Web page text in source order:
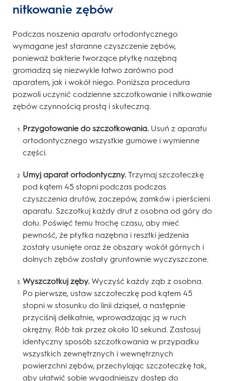
nitkowanie zębów
Podczas noszenia aparatu ortodontycznego
wymagane jest staranne czyszczenie zębów,
ponieważ bakterie tworzące płytkę nazębną
gromadzą się niezwykle łatwo zarówno pod
aparatem, jak i wokół niego. Poniższa procedura
pozwoli uczynić codzienne szczotkowanie i nitkowanie
zębów czynnością prostą i skuteczną.
Przygotowanie do szczotkowania. Usuń z aparatu
ortodontycznego wszystkie gumowe i wymienne
części.
Umyj aparat ortodontyczny. Trzymaj szczoteczkę
pod kątem 45 stopni podczas podczas
czyszczenia drutów, zaczepów, zamków i pierścieni
aparatu. Szczotkuj każdy drut z osobna od góry do
dołu. Poświęć temu trochę czasu, aby mieć
pewność, że płytka nazębna i resztki jedzenia
zostały usunięte oraz że obszary wokół górnych i
dolnych zębów zostały gruntownie wyczyszczone.
Wyszczotkuj zęby. Wyczyść każdy ząb z osobna.
Po pierwsze, ustaw szczoteczkę pod kątem 45
stopni w stosunku do linii dziąseł, a następnie
przyciśnij delikatnie, wprowadzając ją w ruch
okrężny. Rób tak przez około 10 sekund. Zastosuj
identyczny sposób szczotkowania w przypadku
wszystkich zewnętrznych i wewnętrznych
powierzchni zębów, przechylając szczoteczkę tak,
aby ułatwić sobie wygodniejszy dostęp do